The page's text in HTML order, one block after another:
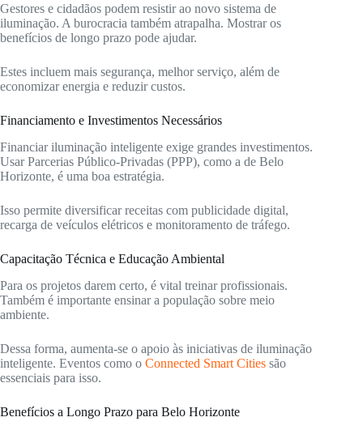
Gestores e cidadãos podem resistir ao novo sistema de
iluminação. A burocracia também atrapalha. Mostrar os
benefícios de longo prazo pode ajudar.
Estes incluem mais segurança, melhor serviço, além de
economizar energia e reduzir custos.
Financiamento e Investimentos Necessários
Financiar iluminação inteligente exige grandes investimentos.
Usar Parcerias Público-Privadas (PPP), como a de Belo
Horizonte, é uma boa estratégia.
Isso permite diversificar receitas com publicidade digital,
recarga de veículos elétricos e monitoramento de tráfego.
Capacitação Técnica e Educação Ambiental
Para os projetos darem certo, é vital treinar profissionais.
Também é importante ensinar a população sobre meio
ambiente.
Dessa forma, aumenta-se o apoio às iniciativas de iluminação
inteligente. Eventos como o Connected Smart Cities são
essenciais para isso.
Benefícios a Longo Prazo para Belo Horizonte